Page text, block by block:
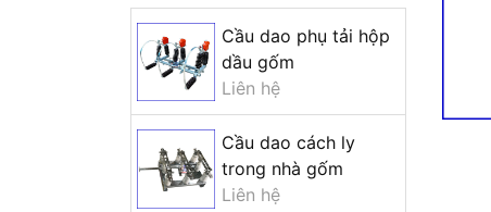
Cầu dao phụ tải hộp
dầu gốm
Liên hệ
Cầu dao cách ly
trong nhà gốm
Liên hệ